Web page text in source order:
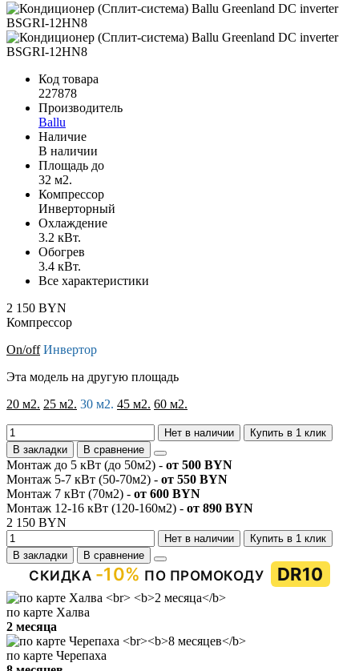
Код товара
227878
Производитель
Ballu
Наличие
В наличии
Площадь до
32 м2.
Компрессор
Инверторный
Охлаждение
3.2 кВт.
Обогрев
3.4 кВт.
Все характеристики
2 150 BYN
Компрессор
On/off Инвертор
Эта модель на другую площадь
20 м2. 25 м2. 30 м2. 45 м2. 60 м2.
Нет в наличии
Купить в 1 клик
В закладки
В сравнение
Монтаж до 5 кВт (до 50м2) - от 500 BYN
Монтаж 5-7 кВт (50-70м2) - от 550 BYN
Монтаж 7 кВт (70м2) - от 600 BYN
Монтаж 12-16 кВт (120-160м2) - от 890 BYN
2 150 BYN
Нет в наличии
Купить в 1 клик
В закладки
В сравнение
СКИДКА -10% ПО ПРОМОКОДУ DR10
по карте Халва
2 месяца
по карте Черепаха